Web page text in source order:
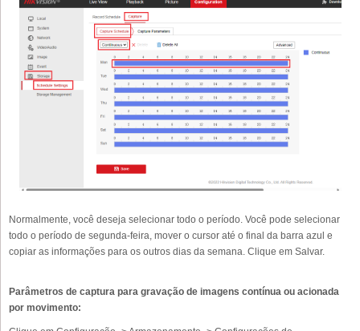
Normalmente, você deseja selecionar todo o período. Você pode selecionar
todo o período de segunda-feira, mover o cursor até o final da barra azul e
copiar as informações para os outros dias da semana. Clique em Salvar.
Parâmetros de captura para gravação de imagens contínua ou acionada
por movimento: